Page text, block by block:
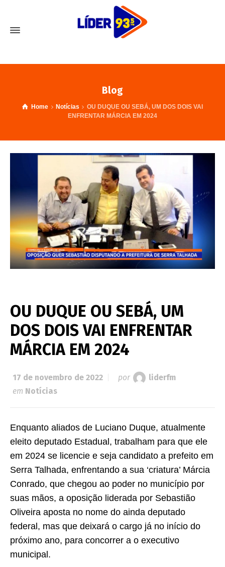
Blog
Home Notícias
OU DUQUE OU SEBÁ, UM DOS DOIS VAI
ENFRENTAR MÁRCIA EM 2024
OU DUQUE OU SEBÁ, UM
DOS DOIS VAI ENFRENTAR
MÁRCIA EM 2024
17 de novembro de 2022 por
liderfm
em Notícias
Enquanto aliados de Luciano Duque, atualmente
eleito deputado Estadual, trabalham para que ele
em 2024 se licencie e seja candidato a prefeito em
Serra Talhada, enfrentando a sua ‘criatura’ Márcia
Conrado, que chegou ao poder no município por
suas mãos, a oposição liderada por Sebastião
Oliveira aposta no nome do ainda deputado
federal, mas que deixará o cargo já no início do
próximo ano, para concorrer a o executivo
municipal.